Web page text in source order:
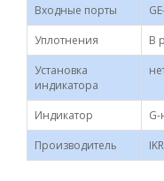
Входные порты
Уплотнения
B
Установка
индикатора
Индикатор
G-
Производитель